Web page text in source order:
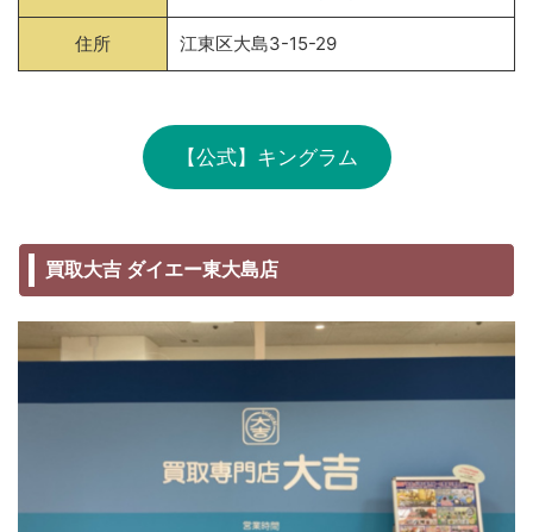
住所 江東区大島3-15-29
【公式】キングラム
買取大吉 ダイエー東大島店